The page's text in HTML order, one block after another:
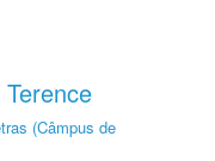
(Câmpus de